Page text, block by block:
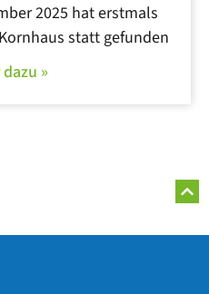
2025 hat erstmals
statt gefunden
»